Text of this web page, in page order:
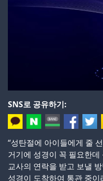
SNS로 공유하기:
“성탄절에 아이들에게 줄
거기에 성경이 꼭 필요한
교사의 연락을 받고 보낼
성경이 도착하여 통관 중